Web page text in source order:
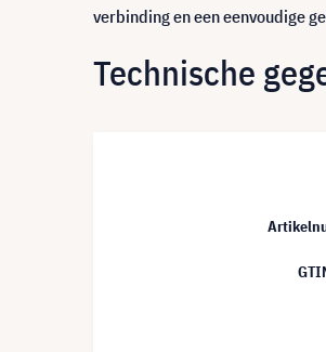
verbinding en een eenvoudige
Technische